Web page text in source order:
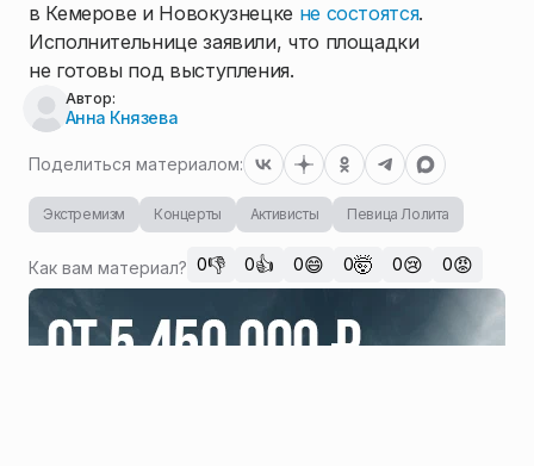
в Кемерове и Новокузнецке не состоятся.
Исполнительнице заявили, что площадки
не готовы под выступления.
Автор:
Анна Князева
Поделиться материалом:
Экстремизм Концерты Активисты Певица Лолита
Как вам материал? 0👎 0👍 0😄 0🤯 0😢 0😡